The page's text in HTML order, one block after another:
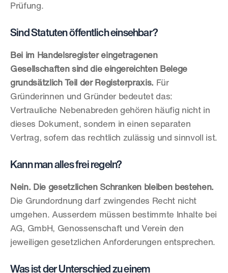
Prüfung.
Sind Statuten öffentlich einsehbar?
Bei im Handelsregister eingetragenen
Gesellschaften sind die eingereichten Belege
grundsätzlich Teil der Registerpraxis. Für
Gründerinnen und Gründer bedeutet das:
Vertrauliche Nebenabreden gehören häufig nicht in
dieses Dokument, sondern in einen separaten
Vertrag, sofern das rechtlich zulässig und sinnvoll ist.
Kann man alles frei regeln?
Nein. Die gesetzlichen Schranken bleiben bestehen.
Die Grundordnung darf zwingendes Recht nicht
umgehen. Ausserdem müssen bestimmte Inhalte bei
AG, GmbH, Genossenschaft und Verein den
jeweiligen gesetzlichen Anforderungen entsprechen.
Was ist der Unterschied zu einem